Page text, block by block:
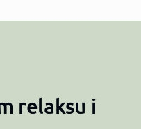
relaksu i